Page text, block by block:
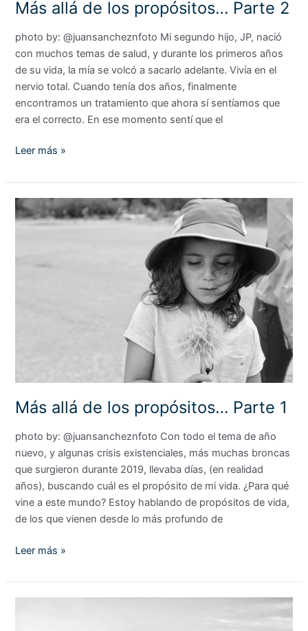
Más allá de los propósitos… Parte 2
photo by: @juansancheznfoto Mi segundo hijo, JP, nació
con muchos temas de salud, y durante los primeros años
de su vida, la mía se volcó a sacarlo adelante. Vivía en el
nervio total. Cuando tenía dos años, finalmente
encontramos un tratamiento que ahora sí sentíamos que
era el correcto. En ese momento sentí que el
Leer más »
Más allá de los propósitos… Parte 1
photo by: @juansancheznfoto Con todo el tema de año
nuevo, y algunas crisis existenciales, más muchas broncas
que surgieron durante 2019, llevaba días, (en realidad
años), buscando cuál es el propósito de mi vida. ¿Para qué
vine a este mundo? Estoy hablando de propósitos de vida,
de los que vienen desde lo más profundo de
Más
allá
Leer más »